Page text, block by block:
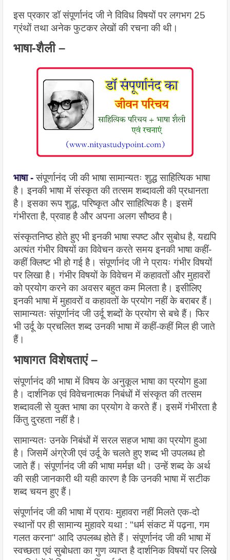
इस प्रकार डॉ संपूर्णानंद जी ने विविध विषयों पर लगभग 25
ग्रंथों तथा अनेक फुटकर लेखों की रचना की थी।
भाषा-शैली –
भाषा - संपूर्णानंद जी की भाषा सामान्यतः शुद्ध साहित्यिक भाषा
है। इनकी भाषा में संस्कृत की तत्सम शब्दावली की प्रधानता
है। इसका रूप शुद्ध, परिष्कृत और साहित्यिक है। इसमें
गंभीरता है, प्रवाह है और अपना अलग सौष्ठव है।
संस्कृतनिष्ठ होते हुए भी इनकी भाषा स्पष्ट और सुबोध है, यद्यपि
अत्यंत गंभीर विषयों का विवेचन करते समय इनकी भाषा कहीं-
कहीं क्लिष्ट भी हो गई है। संपूर्णानंद जी ने प्रायः गंभीर विषयों
पर लिखा है। गंभीर विषयों के विवेचन में कहावतों और मुहावरों
को प्रयोग करने का अवसर बहुत कम मिलता है। इसीलिए
इनकी भाषा में मुहावरों व कहावतों के प्रयोग नहीं के बराबर हैं।
सामान्यतः संपूर्णानंद जी उर्दू शब्दों के प्रयोग से बचे हैं। फिर
भी उर्दू के प्रचलित शब्द उनकी भाषा में कहीं-कहीं मिल ही जाते
हैं।
भाषागत विशेषताएं –
संपूर्णानंद की भाषा में विषय के अनुकूल भाषा का प्रयोग हुआ
है। दार्शनिक एवं विवेचनात्मक निबंधों में संस्कृत की तत्सम
शब्दावली से युक्त भाषा का प्रयोग वे करते हैं। इसमें गंभीरता है
किंतु दुरहता नहीं है।
सामान्यतः उनके निबंधों में सरल सहज भाषा का प्रयोग हुआ
है। जिसमें अंग्रेजी एवं उर्दू के चलते हुए शब्द भी उपलब्ध हो
जाते हैं। संपूर्णानंद जी की भाषा मर्मज्ञ थी। उन्हें शब्द के अर्थ
की सही जानकारी थी यही कारण है कि उनकी भाषा में सटीक
शब्द चयन हुए हैं।
संपूर्णानंद जी की भाषा में प्रायः मुहावरा नहीं मिलते एक-दो
स्थानों पर ही सामान्य मुहावरे यथा : "धर्म संकट में पढ़ना, गम
गलत करना" आदि उपलब्ध होते हैं। संपूर्णानंद जी की भाषा में
स्वच्छता एवं सुबोधता का गुण व्याप्त है दार्शनिक विषयों पर लिखे